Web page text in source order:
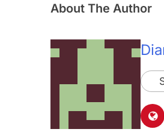
About The Author